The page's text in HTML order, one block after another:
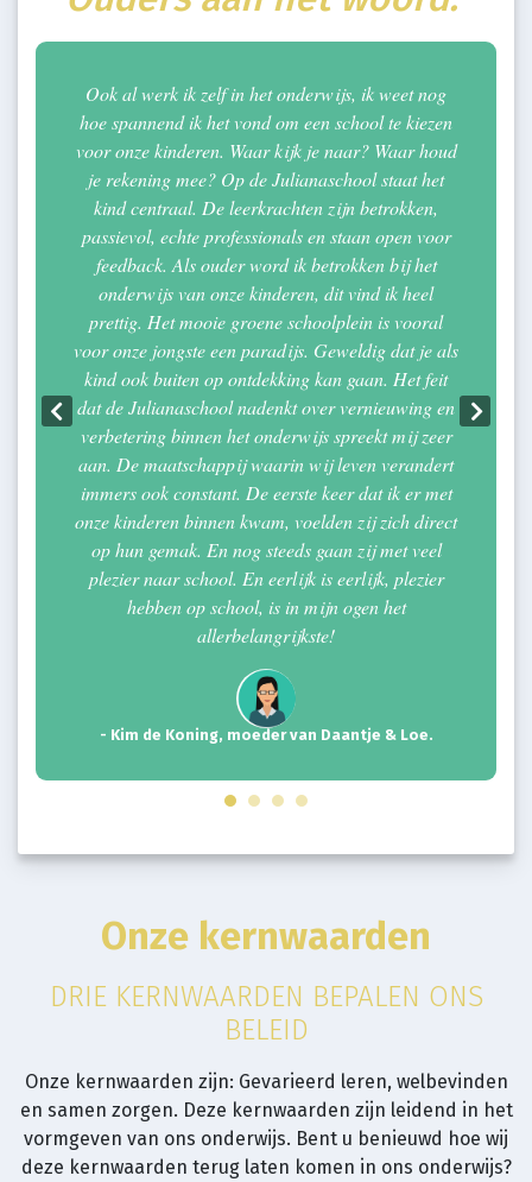
Ook al werk ik zelf in het onderwijs, ik weet nog
hoe spannend ik het vond om een school te kiezen
voor onze kinderen. Waar kijk je naar? Waar houd
je rekening mee? Op de Julianaschool staat het
kind centraal. De leerkrachten zijn betrokken,
passievol, echte professionals en staan open voor
feedback. Als ouder word ik betrokken bij het
onderwijs van onze kinderen, dit vind ik heel
prettig. Het mooie groene schoolplein is vooral
voor onze jongste een paradijs. Geweldig dat je als
kind ook buiten op ontdekking kan gaan. Het feit
dat de Julianaschool nadenkt over vernieuwing en
verbetering binnen het onderwijs spreekt mij zeer
aan. De maatschappij waarin wij leven verandert
immers ook constant. De eerste keer dat ik er met
onze kinderen binnen kwam, voelden zij zich direct
op hun gemak. En nog steeds gaan zij met veel
plezier naar school. En eerlijk is eerlijk, plezier
hebben op school, is in mijn ogen het
allerbelangrijkste!
- Kim de Koning, moeder van Daantje & Loe.
Onze kernwaarden
DRIE KERNWAARDEN BEPALEN ONS
BELEID
Onze kernwaarden zijn: Gevarieerd leren, welbevinden
en samen zorgen. Deze kernwaarden zijn leidend in het
vormgeven van ons onderwijs. Bent u benieuwd hoe wij
deze kernwaarden terug laten komen in ons onderwijs?